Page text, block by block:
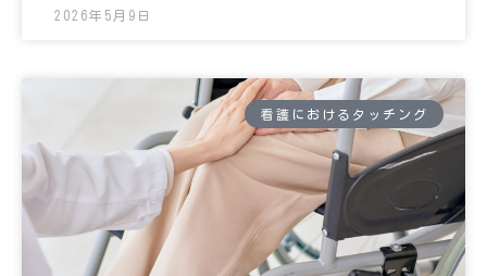
2026年5月9日
看護におけるタッチング